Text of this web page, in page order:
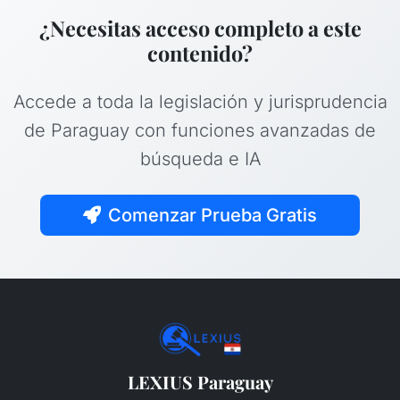
¿Necesitas acceso completo a este
contenido?
Accede a toda la legislación y jurisprudencia
de Paraguay con funciones avanzadas de
búsqueda e IA
Comenzar Prueba Gratis
LEXIUS Paraguay